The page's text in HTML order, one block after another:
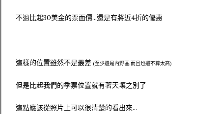
不過比起30美金的票面價...還是有將近4折的優惠
這樣的位置雖然不是最差 (至少還是內野區,而且也還不算太高)
但是比起我們的季票位置就有著天壤之別了
這點應該從照片上可以很清楚的看出來...